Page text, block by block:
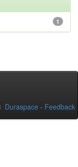
1
Duraspace - Feedback